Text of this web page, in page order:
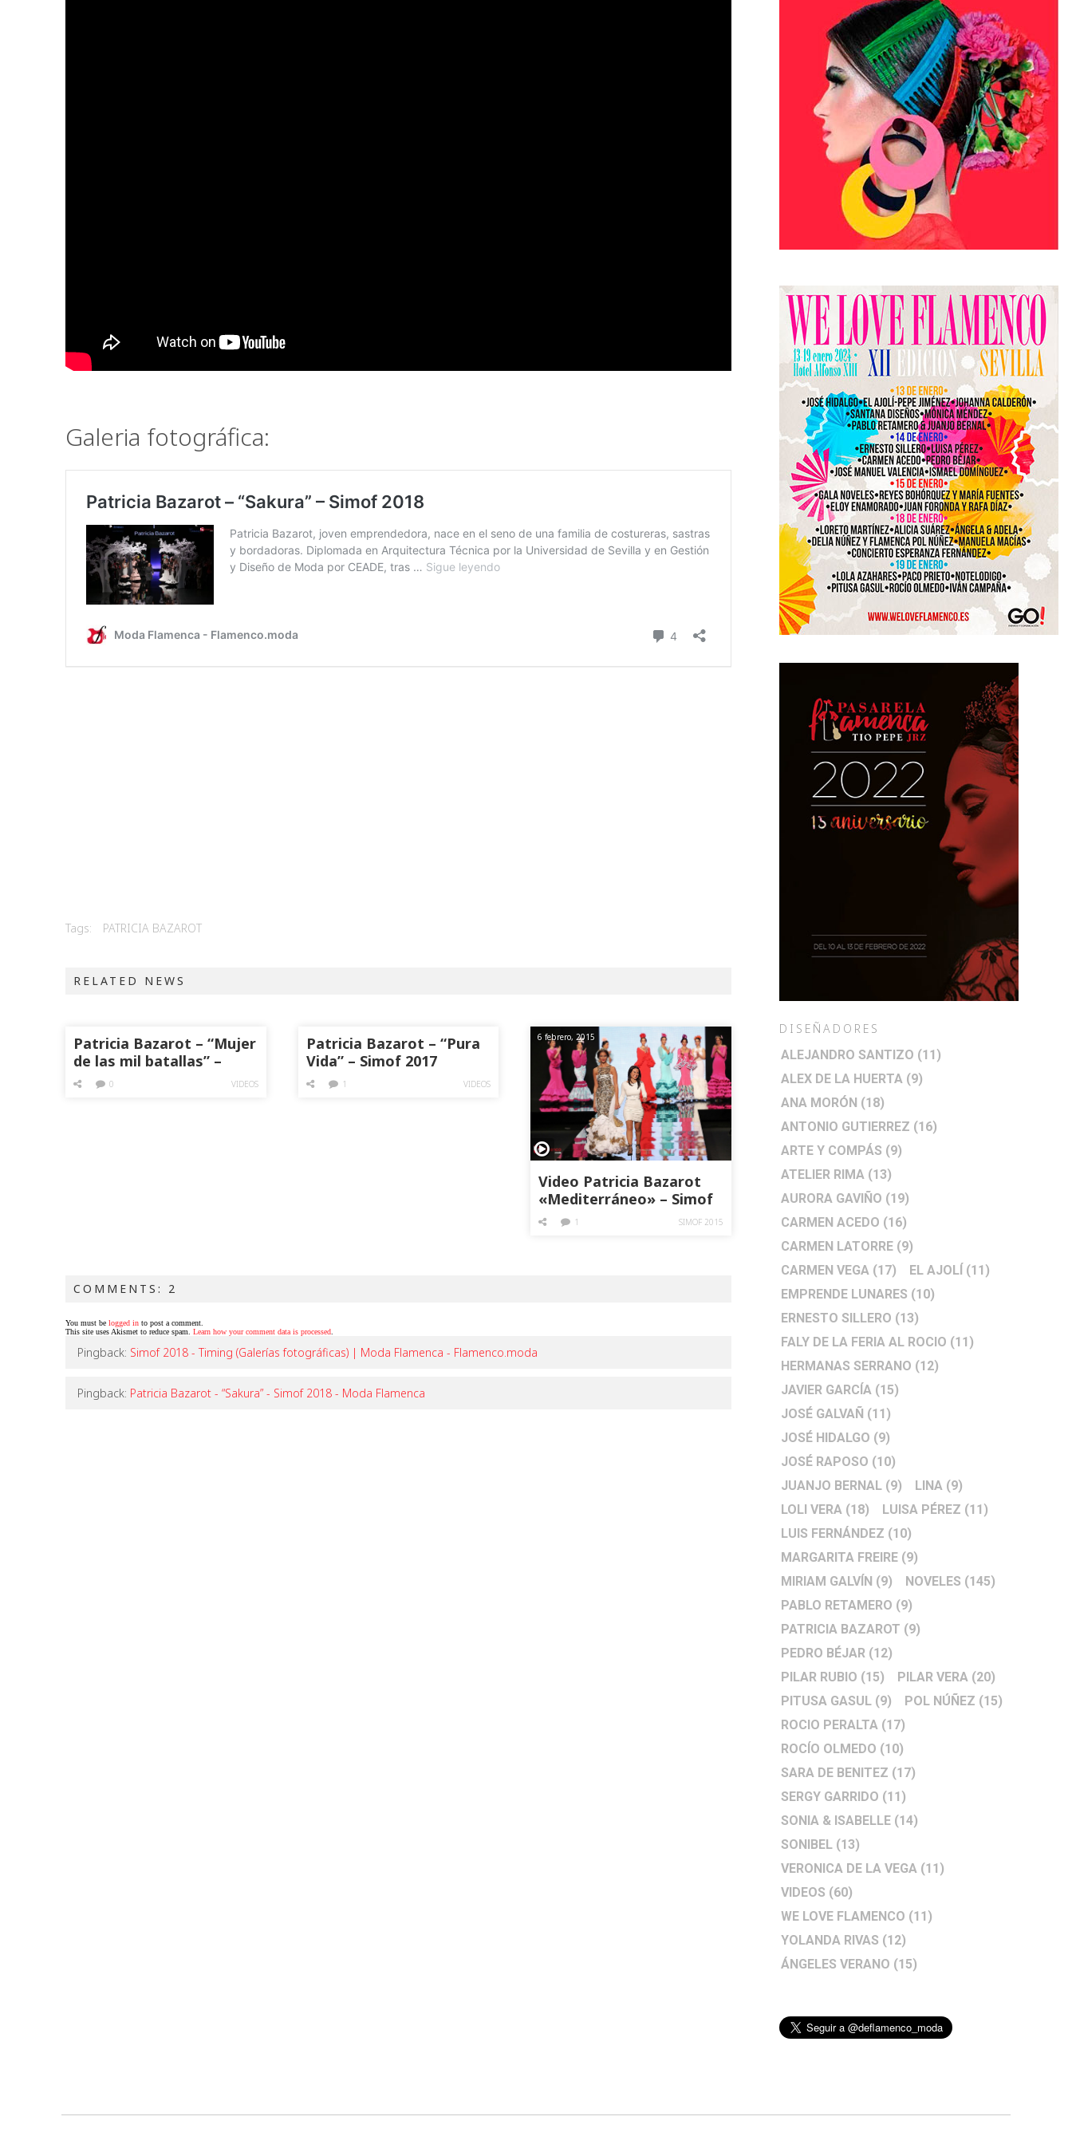
Galeria fotográfica:
Tags: PATRICIA BAZAROT
RELATED NEWS
Patricia Bazarot – “Mujer
de las mil batallas” –
Simof 2016
VIDEOS
0
Patricia Bazarot – “Pura
Vida” – Simof 2017
(video)
VIDEOS
1
6 febrero, 2015
Video Patricia Bazarot
«Mediterráneo» – Simof
2015
SIMOF 2015
1
COMMENTS: 2
You must be logged in to post a comment.
This site uses Akismet to reduce spam. Learn how your comment data is processed
Pingback: Simof 2018 - Timing (Galerías fotográficas) | Moda Flamenca - Flamenco.moda
Pingback: Patricia Bazarot - “Sakura” - Simof 2018 - Moda Flamenca
DISEÑADORES
ALEJANDRO SANTIZO (11)
ALEX DE LA HUERTA (9)
ANA MORÓN (18)
ANTONIO GUTIERREZ (16)
ARTE Y COMPÁS (9)
ATELIER RIMA (13)
AURORA GAVIÑO (19)
CARMEN ACEDO (16)
CARMEN LATORRE (9)
CARMEN VEGA (17) EL AJOLÍ (11)
EMPRENDE LUNARES (10)
ERNESTO SILLERO (13)
FALY DE LA FERIA AL ROCIO (11)
HERMANAS SERRANO (12)
JAVIER GARCÍA (15)
JOSÉ GALVAÑ (11)
JOSÉ HIDALGO (9)
JOSÉ RAPOSO (10)
JUANJO BERNAL (9) LINA (9)
LOLI VERA (18) LUISA PÉREZ (11)
LUIS FERNÁNDEZ (10)
MARGARITA FREIRE (9)
MIRIAM GALVÍN (9) NOVELES (145)
PABLO RETAMERO (9)
PATRICIA BAZAROT (9)
PEDRO BÉJAR (12)
PILAR RUBIO (15) PILAR VERA (20)
PITUSA GASUL (9) POL NÚÑEZ (15)
ROCIO PERALTA (17)
ROCÍO OLMEDO (10)
SARA DE BENITEZ (17)
SERGY GARRIDO (11)
SONIA & ISABELLE (14)
SONIBEL (13)
VERONICA DE LA VEGA (11)
VIDEOS (60)
WE LOVE FLAMENCO (11)
YOLANDA RIVAS (12)
ÁNGELES VERANO (15)